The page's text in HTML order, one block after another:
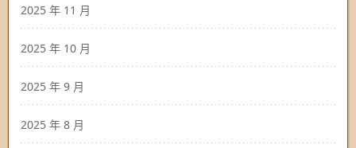
2025 年 11 月
2025 年 10 月
2025 年 9 月
2025 年 8 月